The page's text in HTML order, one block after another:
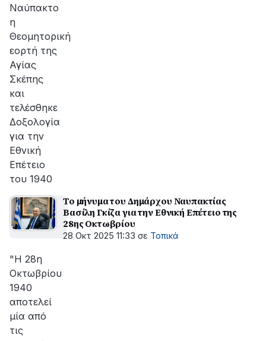
Ναύπακτο
η
Θεομητορική
εορτή της
Αγίας
Σκέπης
και
τελέσθηκε
Δοξολογία
για την
Εθνική
Επέτειο
του 1940
Το μήνυμα του Δημάρχου Ναυπακτίας
Βασίλη Γκίζα για την Εθνική Επέτειο της
28ης Οκτωβρίου
28 Οκτ 2025 11:33 σε Τοπικά
"Η 28η
Οκτωβρίου
1940
αποτελεί
μία από
τις